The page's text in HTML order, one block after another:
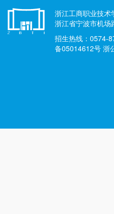
浙江工商职业技术
浙江省宁波市机场
招生热线：0574-
备05014612号 浙